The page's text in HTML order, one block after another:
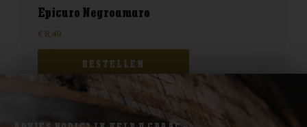
Epicuro Negroamaro
€ 8,49
BESTELLEN